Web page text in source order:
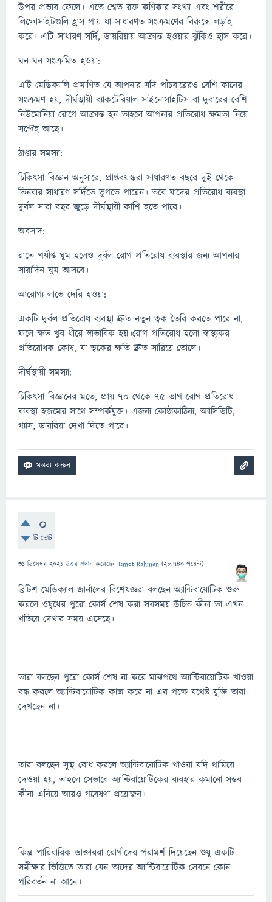
উপর প্রভাব ফেলে। এতে শ্বেত রক্ত কণিকার সংখ্যা এবং শরীরে
লিম্ফোসাইটগুলি হ্রাস পায় যা সাধারণত সংক্রমণের বিরুদ্ধে লড়াই
করে। এটি সাধারণ সর্দি, ডায়রিয়ায় আক্রান্ত হওয়ার ঝুঁকিও হ্রাস করে।
ঘন ঘন সংক্রমিত হওয়া:
এটি মেডিক্যালি প্রমাণিত যে আপনার যদি পাঁচবারেরও বেশি কানের
সংক্রমণ হয়, দীর্ঘস্থায়ী ব্যাকটেরিয়াল সাইনোসাইটিস বা দুবারের বেশি
নিউমোনিয়া রোগে আক্রান্ত হন তাহলে আপনার প্রতিরোধ ক্ষমতা নিয়ে
সন্দেহ আছে।
ঠাণ্ডার সমস্যা:
চিকিৎসা বিজ্ঞান অনুসারে, প্রাপ্তবয়স্করা সাধারণত বছরে দুই থেকে
তিনবার সাধারণ সর্দিতে ভুগতে পারেন। তবে যাদের প্রতিরোধ ব্যবস্থা
দুর্বল সারা বছর জুড়ে দীর্ঘস্থায়ী কাশি হতে পারে।
অবসাদ:
রাতে পর্যাপ্ত ঘুম হলেও দূর্বল রোগ প্রতিরোধ ব্যবস্থার জন্য আপনার
সারাদিন ঘুম আসবে।
আরোগ্য লাভে দেরি হওয়া:
একটি দুর্বল প্রতিরোধ ব্যবস্থা দ্রুত নতুন ত্বক তৈরি করতে পারে না,
ফলে ক্ষত খুব ধীরে স্বাভাবিক হয়।রোগ প্রতিরোধ হলো স্বাস্থ্যকর
প্রতিরোধক কোষ, যা ত্বকের ক্ষতি দ্রুত সারিয়ে তোলে।
দীর্ঘস্থায়ী সমস্যা:
চিকিৎসা বিজ্ঞানের মতে, প্রায় ৭০ থেকে ৭৫ ভাগ রোগ প্রতিরোধ
ব্যবস্থা হজমের সাথে সম্পর্কযুক্ত। এজন্য কোষ্ঠ্যকাঠিন্য, অ্যাসিডিটি,
গ্যাস, ডায়রিয়া দেখা দিতে পারে।
0
টি ভোট
31 ডিসেম্বর 2021 উত্তর প্রদান করেছেন Ismot Rahman (28,740 পয়েন্ট)
ব্রিটিশ মেডিক্যাল জার্নালের বিশেষজ্ঞরা বলছেন অ্যান্টিবায়োটিক শুরু
করলে ওষুধের পুরো কোর্স শেষ করা সবসময় উচিত কীনা তা এখন
খতিয়ে দেখার সময় এসেছে।
তারা বলছেন পুরো কোর্স শেষ না করে মাঝপথে অ্যান্টিবায়োটিক খাওয়া
বন্ধ করলে অ্যান্টিবায়োটিক কাজ করে না এর পক্ষে যথেষ্ট যুক্তি তারা
দেখছেন না।
তারা বলছেন সুস্থ বোধ করলে অ্যান্টিবায়োটিক খাওয়া যদি থামিয়ে
দেওয়া হয়, তাহলে সেভাবে অ্যান্টিবায়োটিকের ব্যবহার কমানো সম্ভব
কীনা এনিয়ে আরও গবেষণা প্রয়োজন।
কিন্তু পারিবারিক ডাক্তাররা রোগীদের পরামর্শ দিয়েছেন শুধু একটি
সমীক্ষার ভিত্তিতে তারা যেন তাদের অ্যান্টিবায়োটিক সেবনে কোন
পরিবর্তন না আনে।